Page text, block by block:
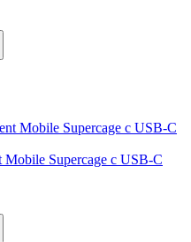
Supercage с USB-C